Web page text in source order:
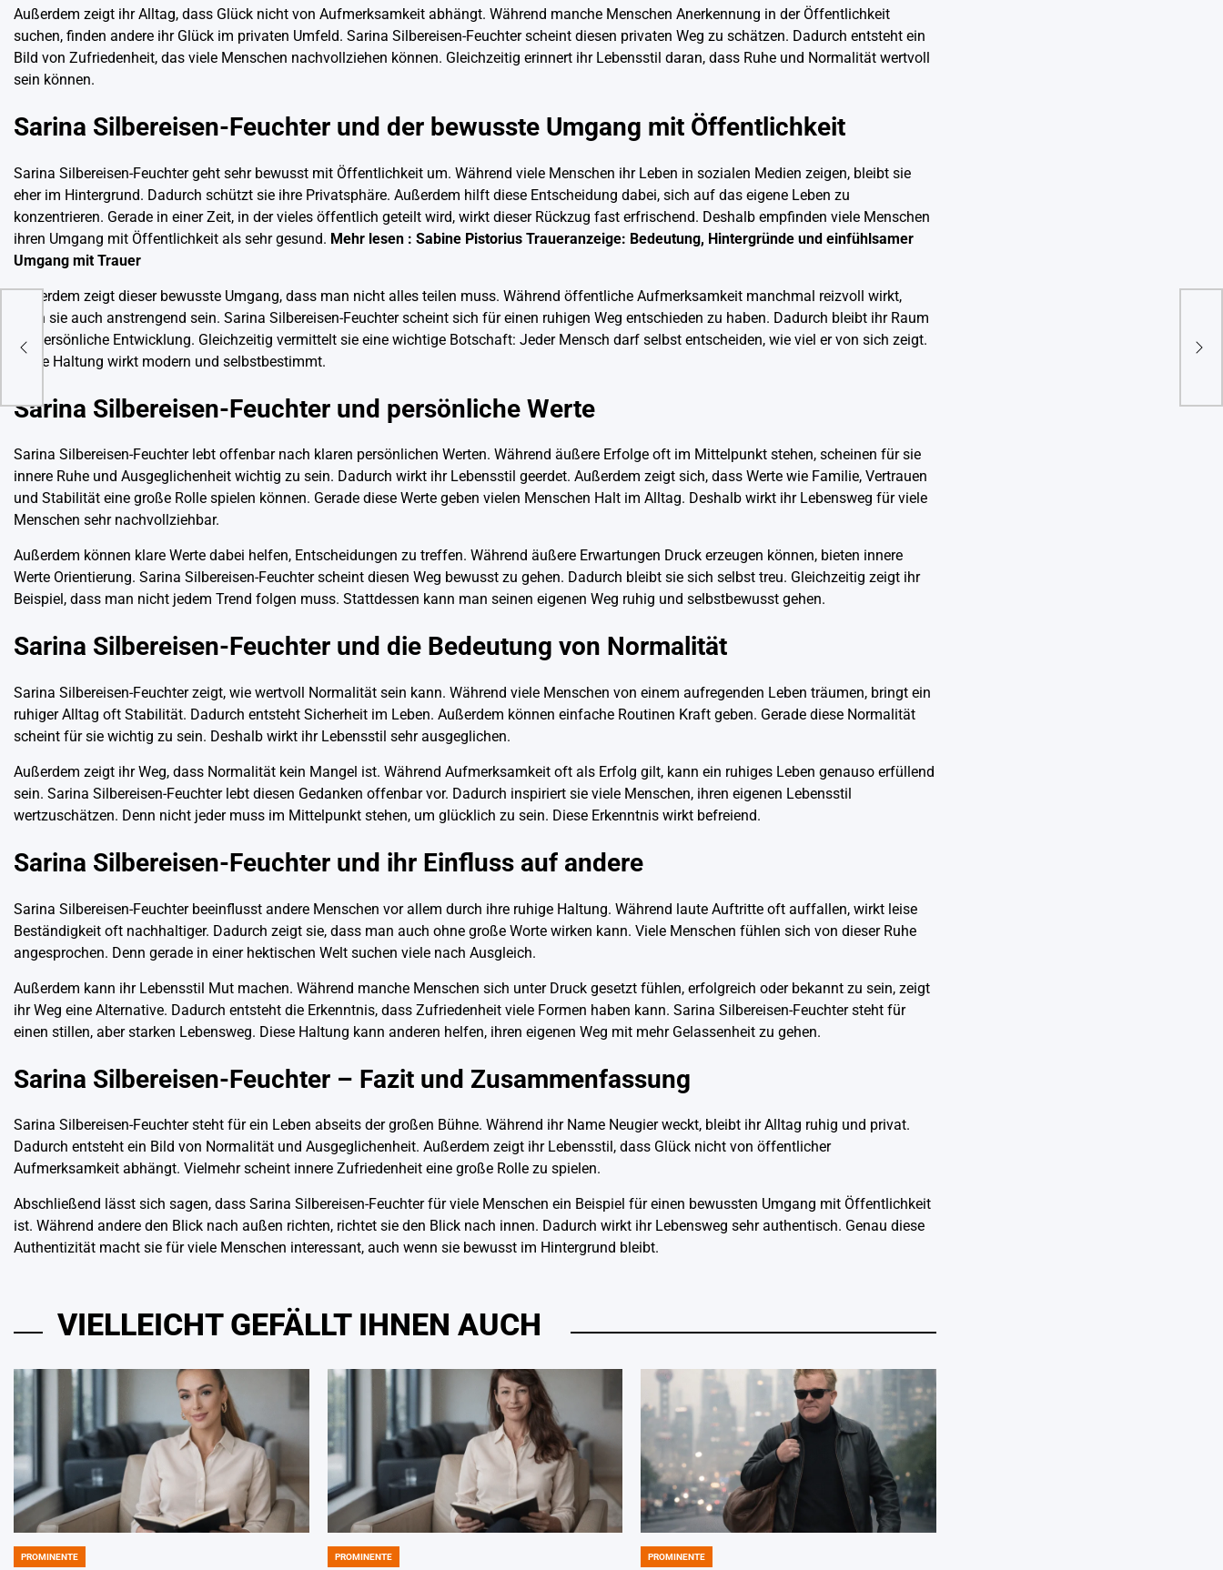
Außerdem zeigt ihr Alltag, dass Glück nicht von Aufmerksamkeit abhängt. Während manche Menschen Anerkennung in der Öffentlichkeit
suchen, finden andere ihr Glück im privaten Umfeld. Sarina Silbereisen-Feuchter scheint diesen privaten Weg zu schätzen. Dadurch entsteht ein
Bild von Zufriedenheit, das viele Menschen nachvollziehen können. Gleichzeitig erinnert ihr Lebensstil daran, dass Ruhe und Normalität wertvoll
sein können.
Sarina Silbereisen-Feuchter und der bewusste Umgang mit Öffentlichkeit
Sarina Silbereisen-Feuchter geht sehr bewusst mit Öffentlichkeit um. Während viele Menschen ihr Leben in sozialen Medien zeigen, bleibt sie
eher im Hintergrund. Dadurch schützt sie ihre Privatsphäre. Außerdem hilft diese Entscheidung dabei, sich auf das eigene Leben zu
konzentrieren. Gerade in einer Zeit, in der vieles öffentlich geteilt wird, wirkt dieser Rückzug fast erfrischend. Deshalb empfinden viele Menschen
ihren Umgang mit Öffentlichkeit als sehr gesund. Mehr lesen : Sabine Pistorius Traueranzeige: Bedeutung, Hintergründe und einfühlsamer
Umgang mit Trauer
Außerdem zeigt dieser bewusste Umgang, dass man nicht alles teilen muss. Während öffentliche Aufmerksamkeit manchmal reizvoll wirkt,
kann sie auch anstrengend sein. Sarina Silbereisen-Feuchter scheint sich für einen ruhigen Weg entschieden zu haben. Dadurch bleibt ihr Raum
für persönliche Entwicklung. Gleichzeitig vermittelt sie eine wichtige Botschaft: Jeder Mensch darf selbst entscheiden, wie viel er von sich zeigt.
Diese Haltung wirkt modern und selbstbestimmt.
Sarina Silbereisen-Feuchter und persönliche Werte
Sarina Silbereisen-Feuchter lebt offenbar nach klaren persönlichen Werten. Während äußere Erfolge oft im Mittelpunkt stehen, scheinen für sie
innere Ruhe und Ausgeglichenheit wichtig zu sein. Dadurch wirkt ihr Lebensstil geerdet. Außerdem zeigt sich, dass Werte wie Familie, Vertrauen
und Stabilität eine große Rolle spielen können. Gerade diese Werte geben vielen Menschen Halt im Alltag. Deshalb wirkt ihr Lebensweg für viele
Menschen sehr nachvollziehbar.
Außerdem können klare Werte dabei helfen, Entscheidungen zu treffen. Während äußere Erwartungen Druck erzeugen können, bieten innere
Werte Orientierung. Sarina Silbereisen-Feuchter scheint diesen Weg bewusst zu gehen. Dadurch bleibt sie sich selbst treu. Gleichzeitig zeigt ihr
Beispiel, dass man nicht jedem Trend folgen muss. Stattdessen kann man seinen eigenen Weg ruhig und selbstbewusst gehen.
Sarina Silbereisen-Feuchter und die Bedeutung von Normalität
Sarina Silbereisen-Feuchter zeigt, wie wertvoll Normalität sein kann. Während viele Menschen von einem aufregenden Leben träumen, bringt ein
ruhiger Alltag oft Stabilität. Dadurch entsteht Sicherheit im Leben. Außerdem können einfache Routinen Kraft geben. Gerade diese Normalität
scheint für sie wichtig zu sein. Deshalb wirkt ihr Lebensstil sehr ausgeglichen.
Außerdem zeigt ihr Weg, dass Normalität kein Mangel ist. Während Aufmerksamkeit oft als Erfolg gilt, kann ein ruhiges Leben genauso erfüllend
sein. Sarina Silbereisen-Feuchter lebt diesen Gedanken offenbar vor. Dadurch inspiriert sie viele Menschen, ihren eigenen Lebensstil
wertzuschätzen. Denn nicht jeder muss im Mittelpunkt stehen, um glücklich zu sein. Diese Erkenntnis wirkt befreiend.
Sarina Silbereisen-Feuchter und ihr Einfluss auf andere
Sarina Silbereisen-Feuchter beeinflusst andere Menschen vor allem durch ihre ruhige Haltung. Während laute Auftritte oft auffallen, wirkt leise
Beständigkeit oft nachhaltiger. Dadurch zeigt sie, dass man auch ohne große Worte wirken kann. Viele Menschen fühlen sich von dieser Ruhe
angesprochen. Denn gerade in einer hektischen Welt suchen viele nach Ausgleich.
Außerdem kann ihr Lebensstil Mut machen. Während manche Menschen sich unter Druck gesetzt fühlen, erfolgreich oder bekannt zu sein, zeigt
ihr Weg eine Alternative. Dadurch entsteht die Erkenntnis, dass Zufriedenheit viele Formen haben kann. Sarina Silbereisen-Feuchter steht für
einen stillen, aber starken Lebensweg. Diese Haltung kann anderen helfen, ihren eigenen Weg mit mehr Gelassenheit zu gehen.
Sarina Silbereisen-Feuchter – Fazit und Zusammenfassung
Sarina Silbereisen-Feuchter steht für ein Leben abseits der großen Bühne. Während ihr Name Neugier weckt, bleibt ihr Alltag ruhig und privat.
Dadurch entsteht ein Bild von Normalität und Ausgeglichenheit. Außerdem zeigt ihr Lebensstil, dass Glück nicht von öffentlicher
Aufmerksamkeit abhängt. Vielmehr scheint innere Zufriedenheit eine große Rolle zu spielen.
Abschließend lässt sich sagen, dass Sarina Silbereisen-Feuchter für viele Menschen ein Beispiel für einen bewussten Umgang mit Öffentlichkeit
ist. Während andere den Blick nach außen richten, richtet sie den Blick nach innen. Dadurch wirkt ihr Lebensweg sehr authentisch. Genau diese
Authentizität macht sie für viele Menschen interessant, auch wenn sie bewusst im Hintergrund bleibt.
VIELLEICHT GEFÄLLT IHNEN AUCH
POSTED
PROMINENTE
POSTED
PROMINENTE
POSTED
PROMINENTE